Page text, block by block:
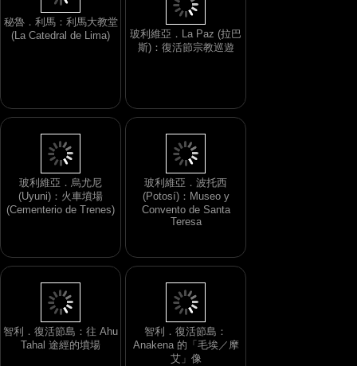
秘魯．利馬：利馬大教堂
(La Catedral de Lima)
玻利維亞．La Paz (拉巴
斯)：復活節宗教巡遊
玻利維亞．烏尤尼
(Uyuni)：火車墳場
(Cementerio de Trenes)
玻利維亞．波托西
(Potosí)：Museo y
Convento de Santa
Teresa
智利．復活節島：往 Ahu
Tahal 途經的墳場
智利．復活節島：
Anakena 的「毛埃／摩
艾」像